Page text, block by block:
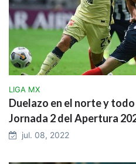
LIGA MX
Duelazo en el norte y
Jornada 2 del Apertura
jul. 08, 2022